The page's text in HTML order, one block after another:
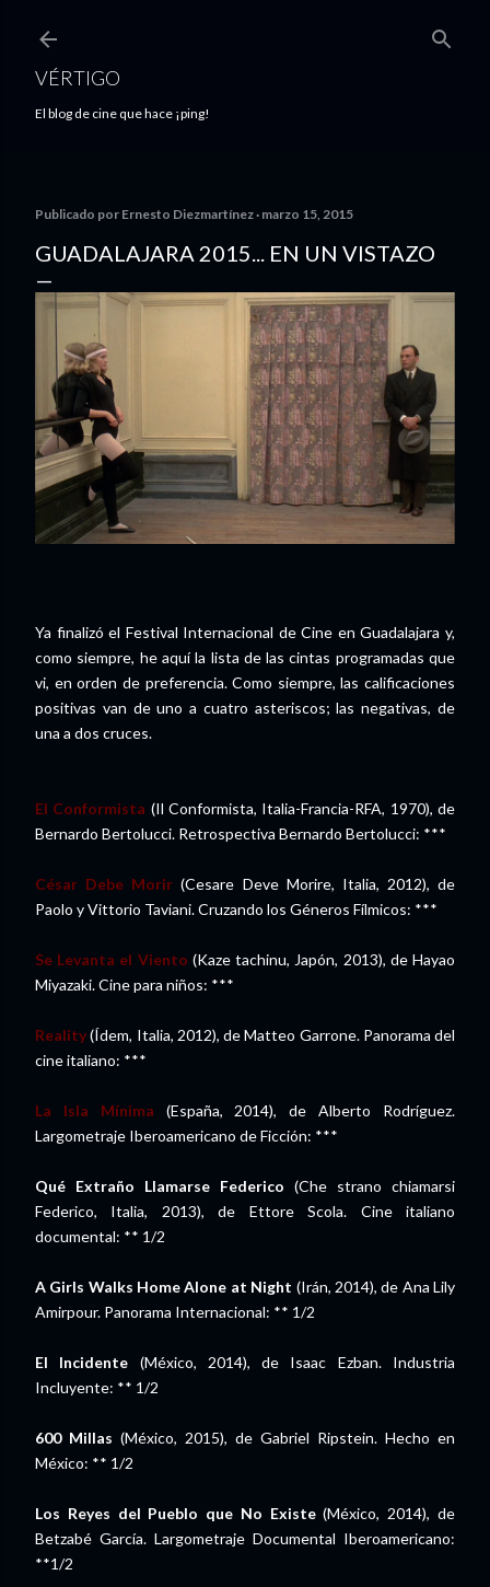
VÉRTIGO
El blog de cine que hace ¡ping!
Publicado por Ernesto Diezmartínez marzo 15, 2015
GUADALAJARA 2015... EN UN VISTAZO
Ya finalizó el Festival Internacional de Cine en Guadalajara y,
como siempre, he aquí la lista de las cintas programadas que
vi, en orden de preferencia. Como siempre, las calificaciones
positivas van de uno a cuatro asteriscos; las negativas, de
una a dos cruces.
El Conformista (Il Conformista, Italia-Francia-RFA, 1970), de
Bernardo Bertolucci. Retrospectiva Bernardo Bertolucci: ***
César Debe Morir(Cesare Deve Morire, Italia, 2012), de
Paolo y Vittorio Taviani. Cruzando los Géneros Fílmicos: ***
Se Levanta el Viento (Kaze tachinu, Japón, 2013), de Hayao
Miyazaki. Cine para niños: ***
Reality(Ídem, Italia, 2012), de Matteo Garrone. Panorama del
cine italiano: ***
La Isla Mínima (España, 2014), de Alberto Rodríguez.
Largometraje Iberoamericano de Ficción: ***
Qué Extraño Llamarse Federico (Che strano chiamarsi
Federico, Italia, 2013), de Ettore Scola. Cine italiano
documental: ** 1/2
A Girls Walks Home Alone at Night (Irán, 2014), de Ana Lily
Amirpour. Panorama Internacional: ** 1/2
El Incidente (México, 2014), de Isaac Ezban. Industria
Incluyente: ** 1/2
600 Millas (México, 2015), de Gabriel Ripstein. Hecho en
México: ** 1/2
Los Reyes del Pueblo que No Existe(México, 2014), de
Betzabé García. Largometraje Documental Iberoamericano:
**1/2